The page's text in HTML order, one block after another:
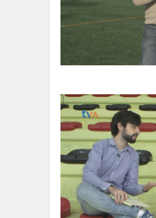
SOMOS TODOS EUROPEUS
ENCONTROS IMAGINÁRIOS
VEMOS OUVIMOS E LEMOS
(RE) PENSAMENTOS
ECOMOVE-TE
HISTÓRIAS DE ABRIL